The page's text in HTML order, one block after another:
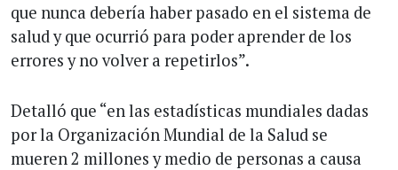
que nunca debería haber pasado en el sistema de
salud y que ocurrió para poder aprender de los
errores y no volver a repetirlos”.
Detalló que “en las estadísticas mundiales dadas
por la Organización Mundial de la Salud se
mueren 2 millones y medio de personas a causa